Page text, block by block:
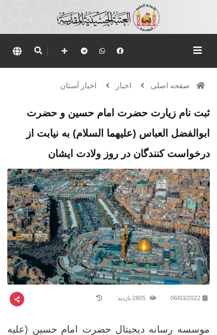
صفحه اصلی اخبار اخبار آستان
ثبت نام زیارت حضرت امام حسین و حضرت
ابوالفضل العباس (عليهما السلام) به نیابت از
درخواست کنندگان در روز ولادت ایشان
06/03/2022
موسسه رسانه دیجیتال حضرت امام حسین (علیه